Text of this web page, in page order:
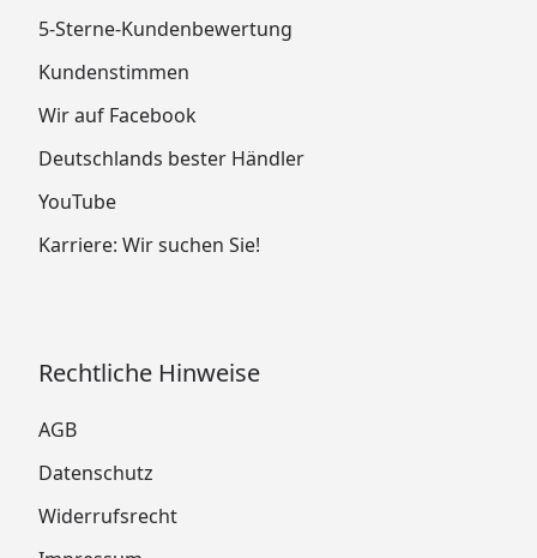
5-Sterne-Kundenbewertung
Kundenstimmen
Wir auf Facebook
Deutschlands bester Händler
YouTube
Karriere: Wir suchen Sie!
Rechtliche Hinweise
AGB
Datenschutz
Widerrufsrecht